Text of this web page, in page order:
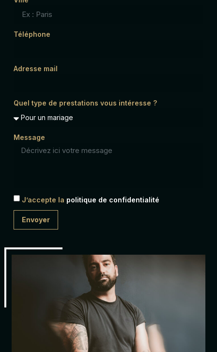
Téléphone
Adresse mail
Quel type de prestations vous intéresse ?
Message
J’accepte la politique de confidentialité
Envoyer